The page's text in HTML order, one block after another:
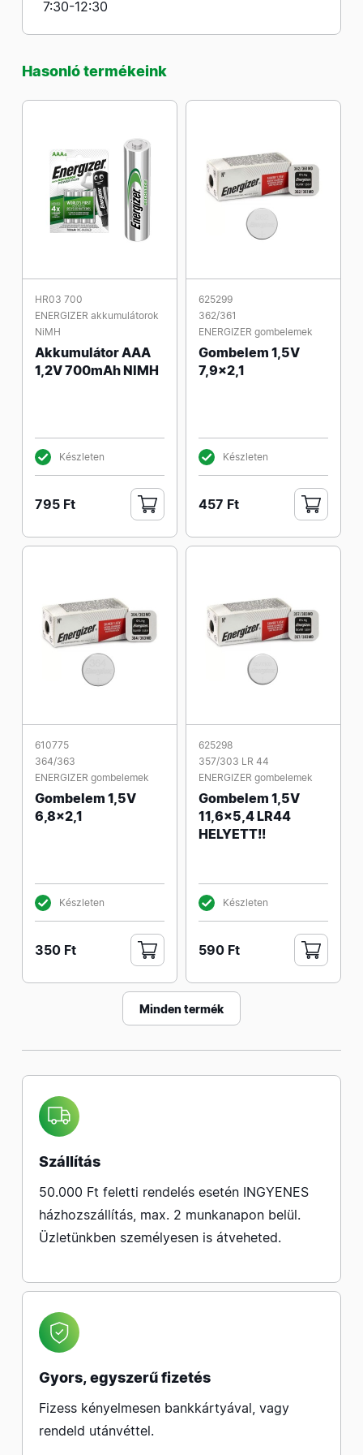
7:30-12:30
Hasonló termékeink
HR03 700
ENERGIZER akkumulátorok
NiMH
Akkumulátor AAA
1,2V 700mAh NIMH
Készleten
795 Ft
625299
362/361
ENERGIZER gombelemek
Gombelem 1,5V
7,9x2,1
Készleten
457 Ft
610775
364/363
ENERGIZER gombelemek
Gombelem 1,5V
6,8x2,1
Készleten
350 Ft
625298
357/303 LR 44
ENERGIZER gombelemek
Gombelem 1,5V
11,6x5,4 LR44
HELYETT!!
Készleten
590 Ft
Minden termék
Szállítás
50.000 Ft feletti rendelés esetén INGYENES
házhozszállítás, max. 2 munkanapon belül.
Üzletünkben személyesen is átveheted.
Gyors, egyszerű fizetés
Fizess kényelmesen bankkártyával, vagy
rendeld utánvéttel.